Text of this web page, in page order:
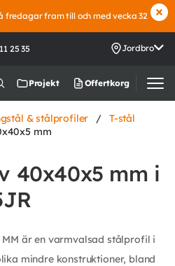
fredagar fram till och med vecka 32
25 35 Jordbro
Projekt Offertkorg
& stålprofiler /
T-stål
mm
40x40x5 mm i
MM är en varmvalsad stålprofil i
mindre konstruktioner, bland